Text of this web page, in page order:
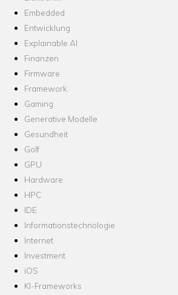
Embedded
Entwicklung
Explainable AI
Finanzen
Firmware
Framework
Gaming
Generative Modelle
Gesundheit
Golf
GPU
Hardware
HPC
IDE
Informationstechnologie
Internet
Investment
iOS
KI-Frameworks